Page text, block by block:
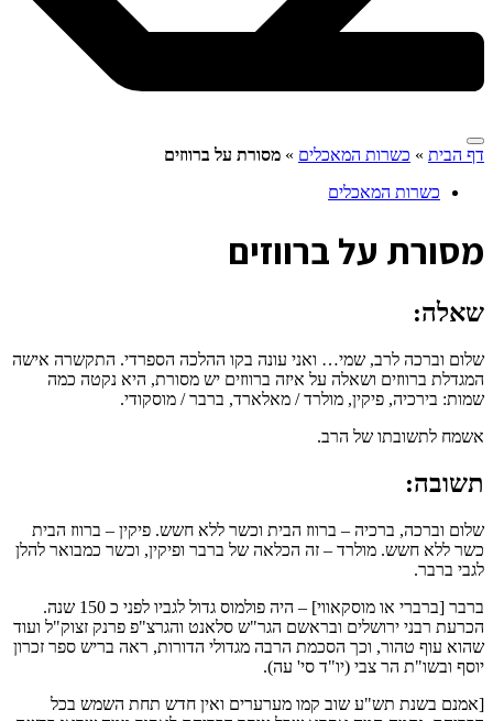
דף הבית » כשרות המאכלים » מסורת על ברווזים
כשרות המאכלים
מסורת על ברווזים
שאלה:
שלום וברכה לרב, שמי… ואני עונה בקו ההלכה הספרדי. התקשרה אישה
המגדלת ברווזים ושאלה על איזה ברווזים יש מסורת, היא נקטה כמה
שמות: בירכיה, פיקין, מולרד / מאלארד, ברבר / מוסקודי.
אשמח לתשובתו של הרב.
תשובה:
שלום וברכה, ברכיה – ברווז הבית וכשר ללא חשש. פיקין – ברווז הבית
כשר ללא חשש. מולרד – זה הכלאה של ברבר ופיקין, וכשר כמבואר להלן
לגבי ברבר.
ברבר [ברברי או מוסקאווי] – היה פולמוס גדול לגביו לפני כ 150 שנה.
הכרעת רבני ירושלים ובראשם הגר"ש סלאנט והגרצ"פ פרנק זצוק"ל ועוד
שהוא עוף טהור, וכך הסכמת הרבה מגדולי הדורות, ראה בריש ספר זכרון
יוסף ובשו"ת הר צבי (יו"ד סי' עה).
[אמנם בשנת תש"ע שוב קמו מערערים ואין חדש תחת השמש בכל